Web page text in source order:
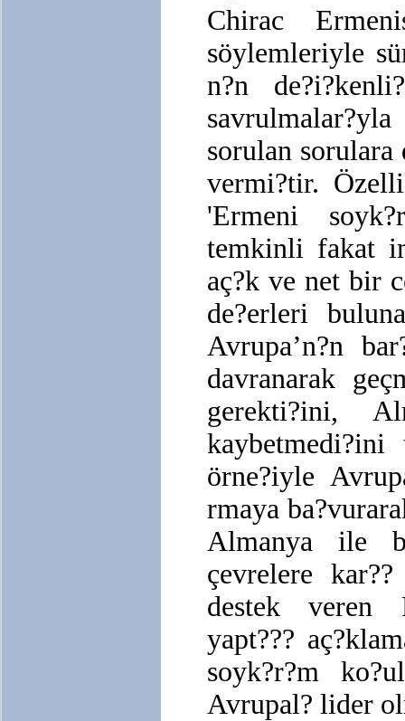
Chirac
söylemleriyle
n?n
sorulan
vermi?tir.
'Ermeni
temkinli fakat
aç?k ve net bir
de?erleri
Avrupa’n?n
davranarak
gerekti?ini,
örne?iyle
rmaya
Almanya ile
çevrelere
destek veren
yapt???
soyk?r?m
Avrupal? lider